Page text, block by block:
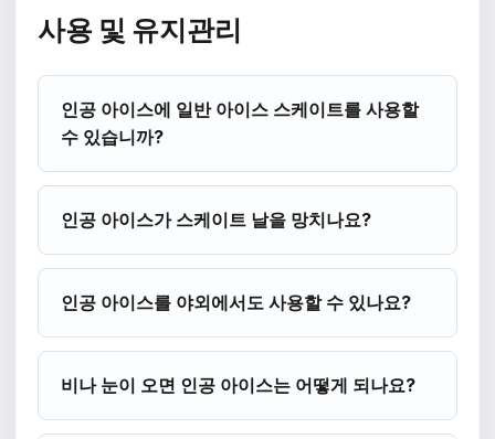
사용 및 유지관리
인공 아이스에 일반 아이스 스케이트를 사용할
수 있습니까?
인공 아이스가 스케이트 날을 망치나요?
인공 아이스를 야외에서도 사용할 수 있나요?
비나 눈이 오면 인공 아이스는 어떻게 되나요?